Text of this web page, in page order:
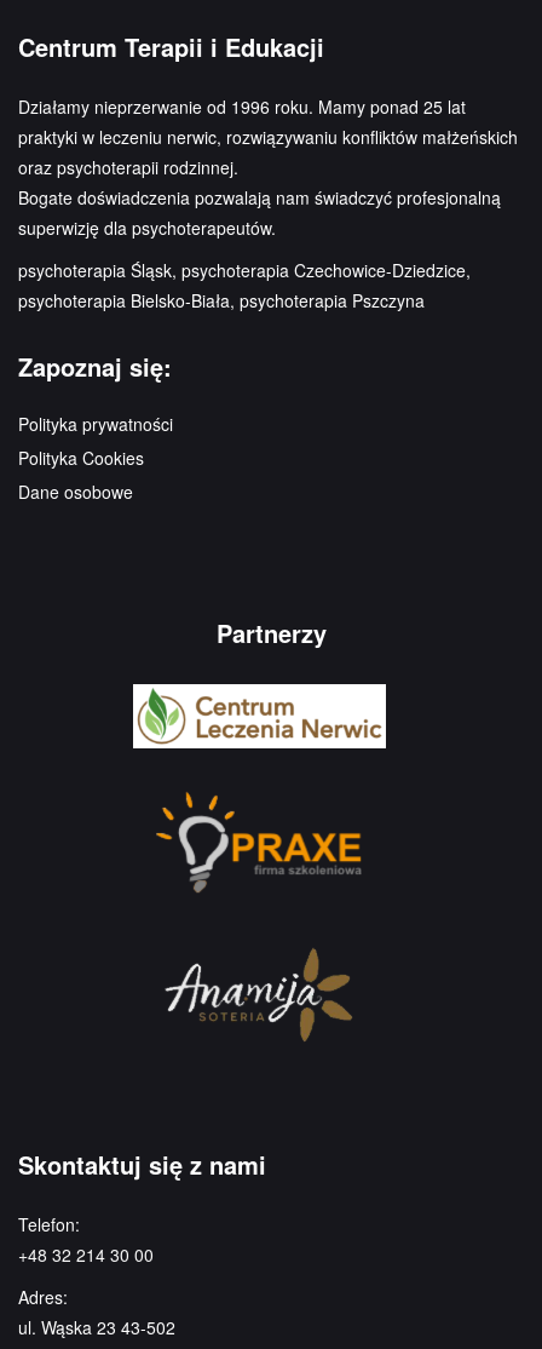
Centrum Terapii i Edukacji
Działamy nieprzerwanie od 1996 roku. Mamy ponad 25 lat
praktyki w leczeniu nerwic, rozwiązywaniu konfliktów małżeńskich
oraz psychoterapii rodzinnej.
Bogate doświadczenia pozwalają nam świadczyć profesjonalną
superwizję dla psychoterapeutów.
psychoterapia Śląsk, psychoterapia Czechowice-Dziedzice,
psychoterapia Bielsko-Biała, psychoterapia Pszczyna
Zapoznaj się:
Polityka prywatności
Polityka Cookies
Dane osobowe
Partnerzy
Skontaktuj się z nami
Telefon:
+48 32 214 30 00
Adres:
ul. Wąska 23 43-502